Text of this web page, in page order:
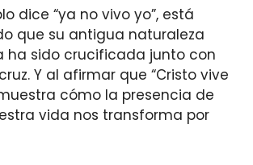
dice “ya no vivo yo”, está
que su antigua naturaleza
ha sido crucificada junto con
Y al afirmar que “Cristo vive
cómo la presencia de
vida nos transforma por